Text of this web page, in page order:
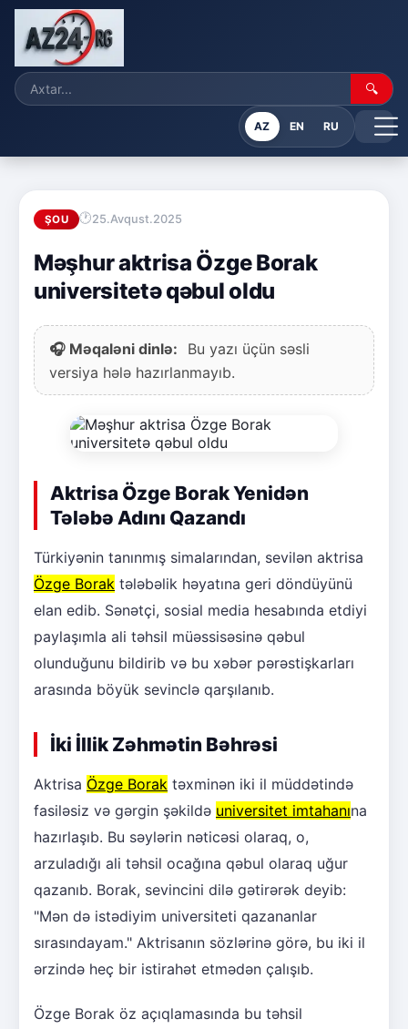
🔍
AZ EN RU
ŞOU 25.Avqust.2025
Məşhur aktrisa Özge Borak
universitetə qəbul oldu
🎧 Məqaləni dinlə:
Bu yazı üçün səsli
versiya hələ hazırlanmayıb.
Aktrisa Özge Borak Yenidən
Tələbə Adını Qazandı
Türkiyənin tanınmış simalarından, sevilən aktrisa
Özge Borak tələbəlik həyatına geri döndüyünü
elan edib. Sənətçi, sosial media hesabında etdiyi
paylaşımla ali təhsil müəssisəsinə qəbul
olunduğunu bildirib və bu xəbər pərəstişkarları
arasında böyük sevinclə qarşılanıb.
İki İllik Zəhmətin Bəhrəsi
Aktrisa Özge Borak təxminən iki il müddətində
fasiləsiz və gərgin şəkildə universitet imtahanına
hazırlaşıb. Bu səylərin nəticəsi olaraq, o,
arzuladığı ali təhsil ocağına qəbul olaraq uğur
qazanıb. Borak, sevincini dilə gətirərək deyib:
"Mən də istədiyim universiteti qazananlar
sırasındayam." Aktrisanın sözlərinə görə, bu iki il
ərzində heç bir istirahət etmədən çalışıb.
Özge Borak öz açıqlamasında bu təhsil